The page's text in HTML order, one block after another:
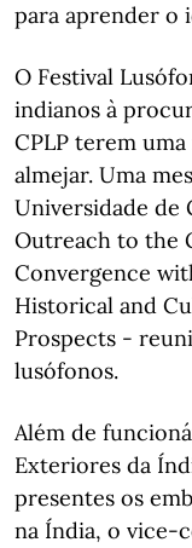
para aprender o
O Festival
indianos à
CPLP terem
almejar. Uma
Universidade de
Outreach to the
Convergence
Historical and
Prospects -
lusófonos.
Além de
Exteriores da
presentes os
na Índia, o vice-